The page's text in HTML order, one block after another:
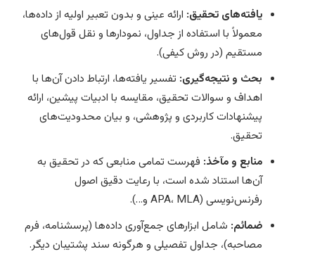
یافته‌های تحقیق: ارائه عینی و بدون تعبیر اولیه از داده‌ها،
معمولاً با استفاده از جداول، نمودارها و نقل قول‌های
مستقیم (در روش کیفی).
بحث و نتیجه‌گیری: تفسیر یافته‌ها، ارتباط دادن آن‌ها با
اهداف و سوالات تحقیق، مقایسه با ادبیات پیشین، ارائه
پیشنهادات کاربردی و پژوهشی، و بیان محدودیت‌های
تحقیق.
منابع و مآخذ: فهرست تمامی منابعی که در تحقیق به
آن‌ها استناد شده است، با رعایت دقیق اصول
رفرنس‌نویسی (APA، MLA و…).
ضمائم: شامل ابزارهای جمع‌آوری داده‌ها (پرسشنامه، فرم
مصاحبه)، جداول تفصیلی و هرگونه سند پشتیبان دیگر.